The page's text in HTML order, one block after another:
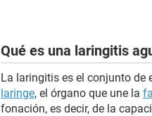
Qué es una laringitis
La laringitis es el conjunto de
laringe, el órgano que une la
fonación, es decir, de la